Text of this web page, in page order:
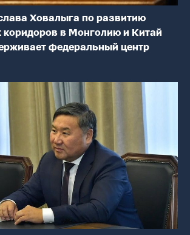
Ховалыга по развитию
коридоров в Монголию и Китай
федеральный центр